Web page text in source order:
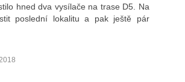
hned dva vysílače na trase D5. Na
poslední lokalitu a pak ještě pár